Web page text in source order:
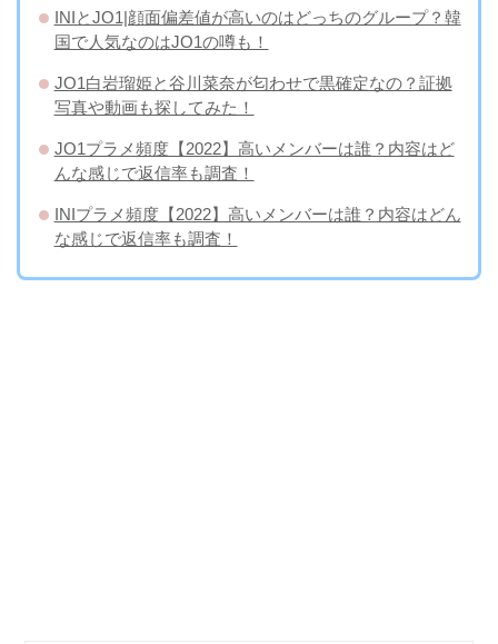
INIとJO1|顔面偏差値が高いのはどっちのグループ？韓
国で人気なのはJO1の噂も！
JO1白岩瑠姫と谷川菜奈が匂わせで黒確定なの？証拠
写真や動画も探してみた！
JO1プラメ頻度【2022】高いメンバーは誰？内容はど
んな感じで返信率も調査！
INIプラメ頻度【2022】高いメンバーは誰？内容はどん
な感じで返信率も調査！